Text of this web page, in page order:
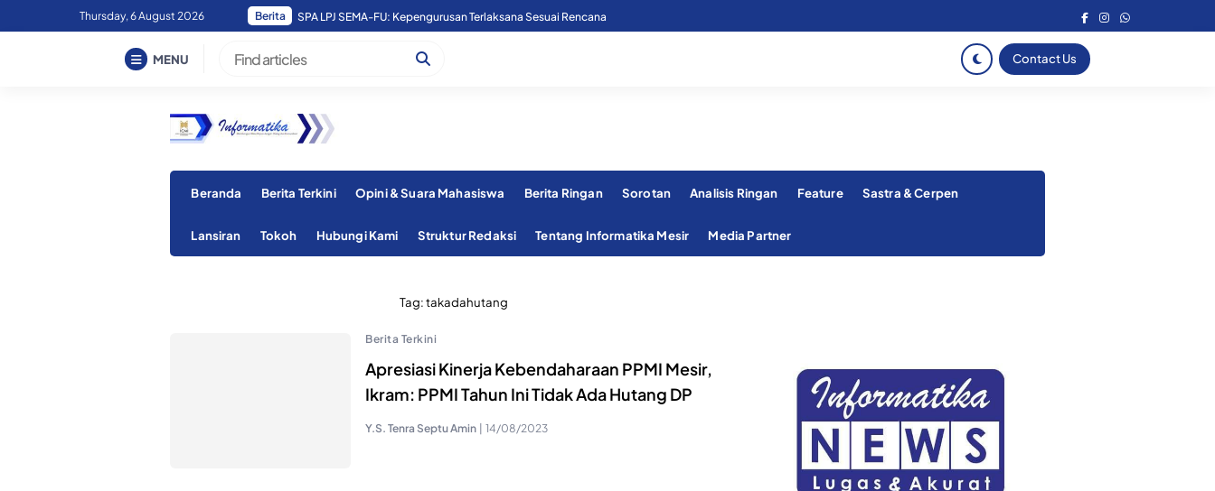
to
Thursday, 6 August 2026 Berita SPA LPJ SEMA-FU: Kepengurusan Terlaksana Sesuai Rencana
MENU Contact Us
Beranda Berita Terkini Opini & Suara Mahasiswa Berita Ringan Sorotan Analisis Ringan Feature Sastra & Cerpen
Lansiran Tokoh Hubungi Kami Struktur Redaksi Tentang Informatika Mesir Media Partner
Tag:takadahutang
Berita Terkini
Apresiasi Kinerja Kebendaharaan PPMI Mesir,
Ikram: PPMI Tahun Ini Tidak Ada Hutang DP
Y.S. Tenra Septu Amin 14/08/2023